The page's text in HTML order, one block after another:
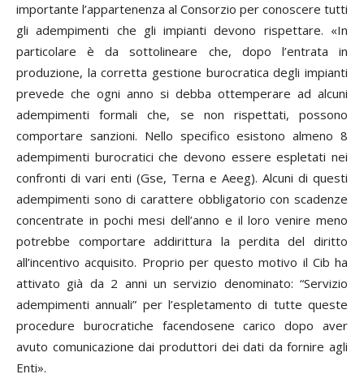
importante l’appartenenza al Consorzio per conoscere tutti
gli adempimenti che gli impianti devono rispettare. «In
particolare è da sottolineare che, dopo l’entrata in
produzione, la corretta gestione burocratica degli impianti
prevede che ogni anno si debba ottemperare ad alcuni
adempimenti formali che, se non rispettati, possono
comportare sanzioni. Nello specifico esistono almeno 8
adempimenti burocratici che devono essere espletati nei
confronti di vari enti (Gse, Terna e Aeeg). Alcuni di questi
adempimenti sono di carattere obbligatorio con scadenze
concentrate in pochi mesi dell’anno e il loro venire meno
potrebbe comportare addirittura la perdita del diritto
all’incentivo acquisito. Proprio per questo motivo il Cib ha
attivato già da 2 anni un servizio denominato: “Servizio
adempimenti annuali” per l’espletamento di tutte queste
procedure burocratiche facendosene carico dopo aver
avuto comunicazione dai produttori dei dati da fornire agli
Enti».